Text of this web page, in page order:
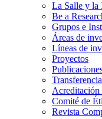
La Salle y la
Be a
Grupos e
Áreas de
Líneas de
Proyectos
Acreditación
Comité de
Revista